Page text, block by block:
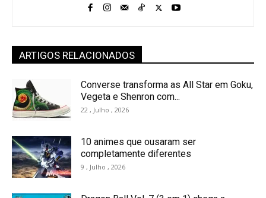
ARTIGOS RELACIONADOS
Converse transforma as All Star em Goku,
Vegeta e Shenron com...
22 , Julho , 2026
10 animes que ousaram ser
completamente diferentes
9 , Julho , 2026